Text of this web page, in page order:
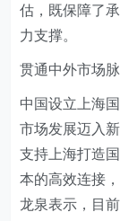
估，既保障了
力支撑。
贯通中外市场
中国设立上海
市场发展迈入
支持上海打造
本的高效连接
龙泉表示，目